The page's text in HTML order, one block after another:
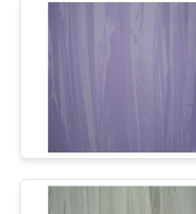
ĐỒ
TRANG
Sàn